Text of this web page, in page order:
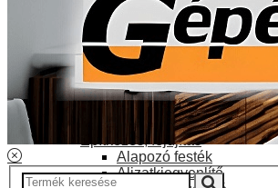
Kategóriák menü
Bolhapiac
Elektromos fűtés
Építkezés, fejújítás
Alapozó festék
Aljzatkiegyenlítő